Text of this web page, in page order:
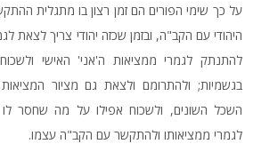
על כך שימי הפורים הם זמן רצון בו מתגלית
היהודי עם הקב"ה, ובזמן שכזה יהודי צריך לצאת
להתנתק לגמרי ממציאות ה'אני' האישי
בגשמיות; ולהתרומם ולצאת גם מציור המציאות
השכל השונים, ולשכוח אפילו על מה שחסר לו
לגמרי ממציאותו ולהתקשר עם הקב"ה עצמו.